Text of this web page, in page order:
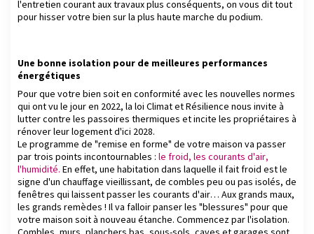
l'entretien courant aux travaux plus conséquents, on vous dit tout
pour hisser votre bien sur la plus haute marche du podium.
Une bonne isolation pour de meilleures performances
énergétiques
Pour que votre bien soit en conformité avec les nouvelles normes
qui ont vu le jour en 2022, la loi Climat et Résilience nous invite à
lutter contre les passoires thermiques et incite les propriétaires à
rénover leur logement d'ici 2028.
Le programme de "remise en forme" de votre maison va passer
par trois points incontournables : le froid, les courants d'air,
l'humidité. En effet, une habitation dans laquelle il fait froid est le
signe d'un chauffage vieillissant, de combles peu ou pas isolés, de
fenêtres qui laissent passer les courants d'air… Aux grands maux,
les grands remèdes ! Il va falloir panser les "blessures" pour que
votre maison soit à nouveau étanche. Commencez par l'isolation.